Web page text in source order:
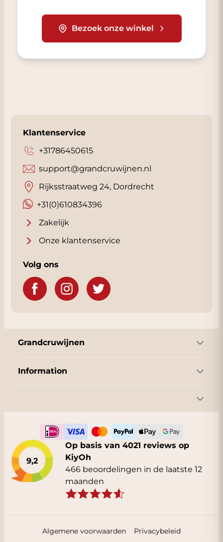
Bezoek onze winkel
Klantenservice
+31786450615
+31(0)610834396
support@grandcruwijnen.nl
Rijksstraatweg 24, Dordrecht
Zakelijk
Onze klantenservice
Volg ons
Grandcruwijnen
Information
9,2
Op basis van 4021 reviews op
KiyOh
466 beoordelingen in de laatste 12
maanden
Algemene voorwaarden Privacybeleid